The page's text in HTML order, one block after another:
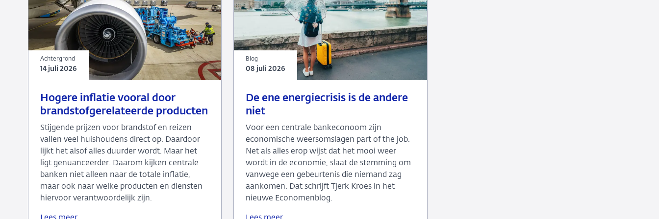
Hogere inflatie vooral door
brandstofgerelateerde producten
14
juli
Achtergrond
Stijgende prijzen voor brandstof en reizen
vallen veel huishoudens direct op. Daardoor
lijkt het alsof alles duurder wordt. Maar het
ligt genuanceerder. Daarom kijken centrale
banken niet alleen naar de totale inflatie,
maar ook naar welke producten en diensten
hiervoor verantwoordelijk zijn.
Achtergrond
14 juli 2026
De ene energiecrisis is de andere
niet
08
juli
Blog
Voor een centrale bankeconoom zijn
economische weersomslagen part of the job.
Net als alles erop wijst dat het mooi weer
wordt in de economie, slaat de stemming om
vanwege een gebeurtenis die niemand zag
aankomen. Dat schrijft Tjerk Kroes in het
nieuwe Economenblog.
Blog
08 juli 2026